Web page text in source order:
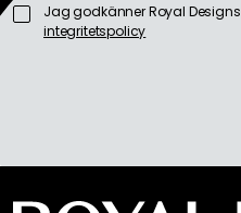
Jag godkänner Royal Designs
integritetspolicy